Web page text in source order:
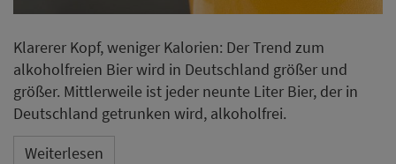
Klarerer Kopf, weniger Kalorien: Der Trend zum
alkoholfreien Bier wird in Deutschland größer und
größer. Mittlerweile ist jeder neunte Liter Bier, der in
Deutschland getrunken wird, alkoholfrei.
Weiterlesen